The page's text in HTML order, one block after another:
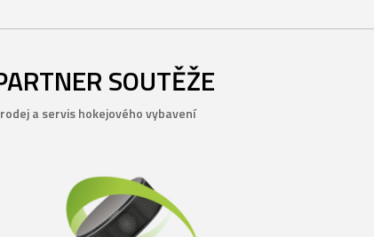
SOUTĚŽE
a servis hokejového vybavení